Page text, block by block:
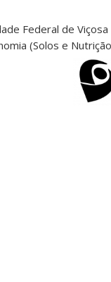
Federal de
(Solos e